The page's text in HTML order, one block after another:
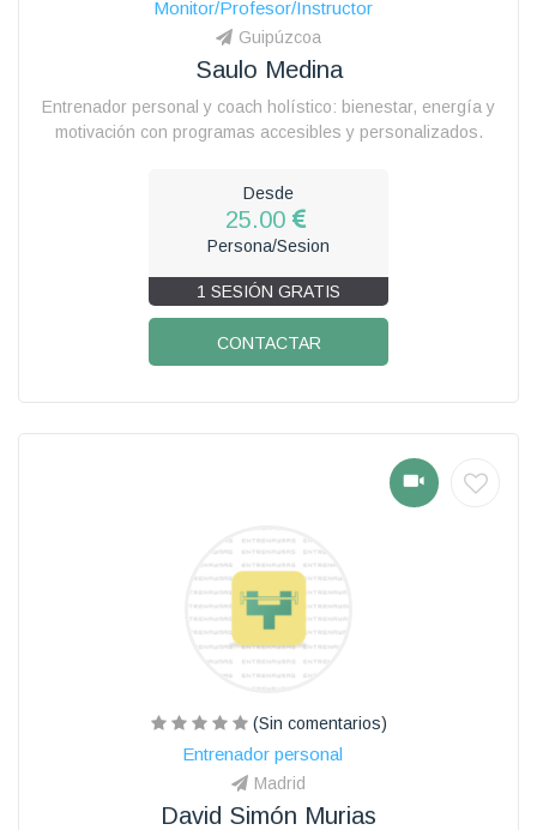
Monitor/Profesor/Instructor
Guipúzcoa
Saulo Medina
Entrenador personal y coach holístico: bienestar, energía y
motivación con programas accesibles y personalizados.
Desde
25.00
Persona/Sesion
1 SESIÓN GRATIS
CONTACTAR
(Sin comentarios)
Entrenador personal
Madrid
David Simón Murias